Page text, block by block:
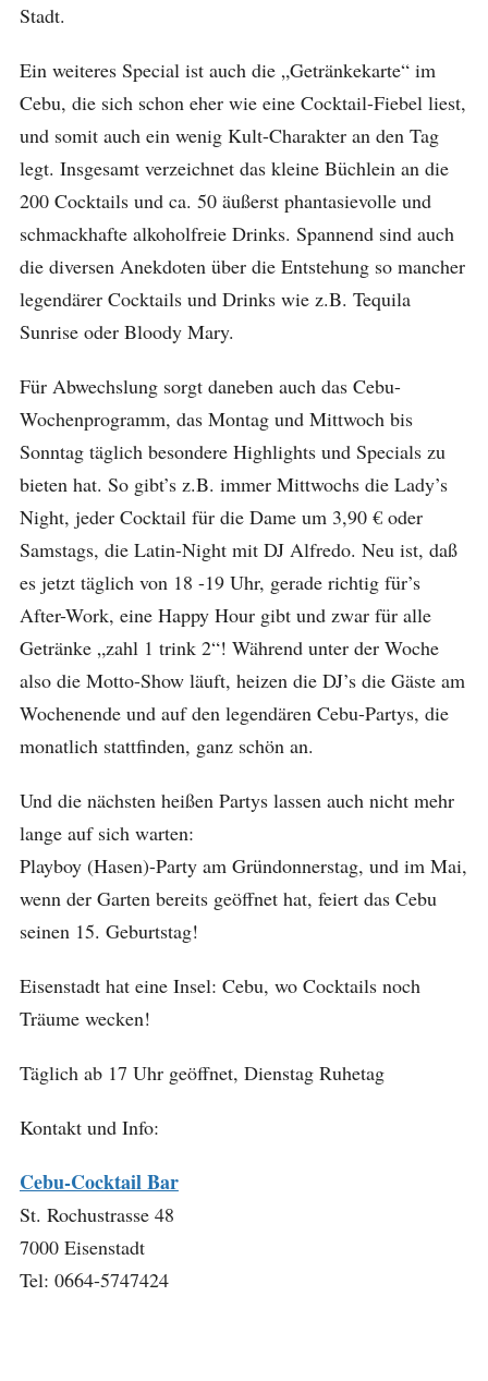
Stadt.
Ein weiteres Special ist auch die „Getränkekarte“ im
Cebu, die sich schon eher wie eine Cocktail-Fiebel liest,
und somit auch ein wenig Kult-Charakter an den Tag
legt. Insgesamt verzeichnet das kleine Büchlein an die
200 Cocktails und ca. 50 äußerst phantasievolle und
schmackhafte alkoholfreie Drinks. Spannend sind auch
die diversen Anekdoten über die Entstehung so mancher
legendärer Cocktails und Drinks wie z.B. Tequila
Sunrise oder Bloody Mary.
Für Abwechslung sorgt daneben auch das Cebu-
Wochenprogramm, das Montag und Mittwoch bis
Sonntag täglich besondere Highlights und Specials zu
bieten hat. So gibt’s z.B. immer Mittwochs die Lady’s
Night, jeder Cocktail für die Dame um 3,90 € oder
Samstags, die Latin-Night mit DJ Alfredo. Neu ist, daß
es jetzt täglich von 18 -19 Uhr, gerade richtig für’s
After-Work, eine Happy Hour gibt und zwar für alle
Getränke „zahl 1 trink 2“! Während unter der Woche
also die Motto-Show läuft, heizen die DJ’s die Gäste am
Wochenende und auf den legendären Cebu-Partys, die
monatlich stattfinden, ganz schön an.
Und die nächsten heißen Partys lassen auch nicht mehr
lange auf sich warten:
Playboy (Hasen)-Party am Gründonnerstag, und im Mai,
wenn der Garten bereits geöffnet hat, feiert das Cebu
seinen 15. Geburtstag!
Eisenstadt hat eine Insel: Cebu, wo Cocktails noch
Träume wecken!
Täglich ab 17 Uhr geöffnet, Dienstag Ruhetag
Kontakt und Info:
Cebu-Cocktail Bar
St. Rochustrasse 48
7000 Eisenstadt
Tel: 0664-5747424